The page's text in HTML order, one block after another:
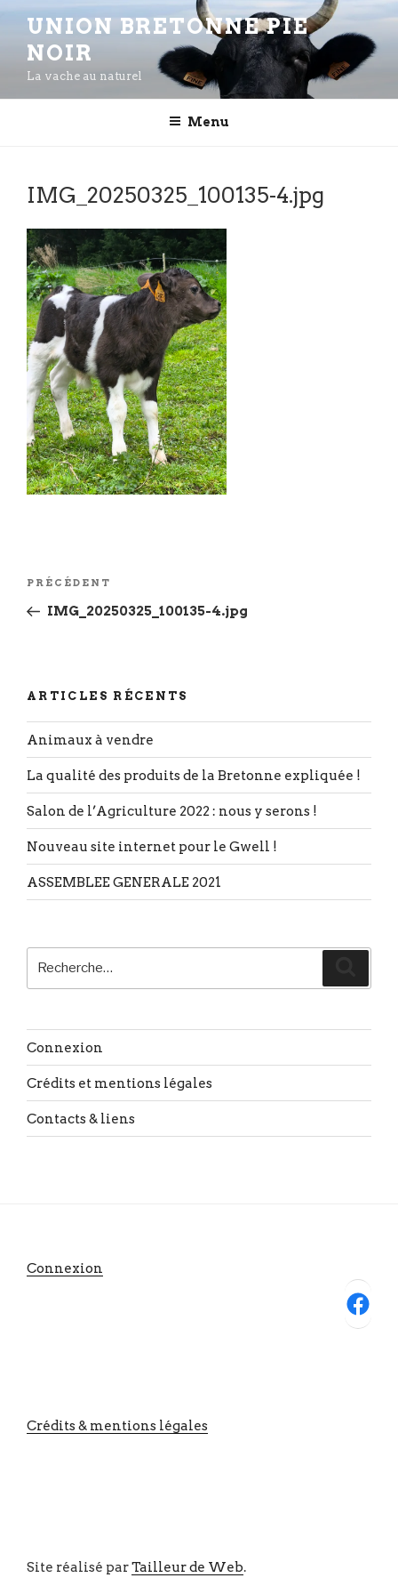
Aller
contenu
principal
UNION BRETONNE PIE
NOIR
La vache au naturel
Menu
IMG_20250325_100135-4.jpg
Navigation
l’article
Article
précédent
PRÉCÉDENT
IMG_20250325_100135-4.jpg
ARTICLES RÉCENTS
Animaux à vendre
La qualité des produits de la Bretonne expliquée !
Salon de l’Agriculture 2022 : nous y serons !
Nouveau site internet pour le Gwell !
ASSEMBLEE GENERALE 2021
Connexion
Crédits et mentions légales
Contacts & liens
Connexion
Facebook
Crédits & mentions légales
Site réalisé parTailleur de Web.